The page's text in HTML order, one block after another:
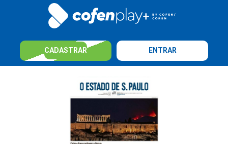
CADASTRAR ENTRAR